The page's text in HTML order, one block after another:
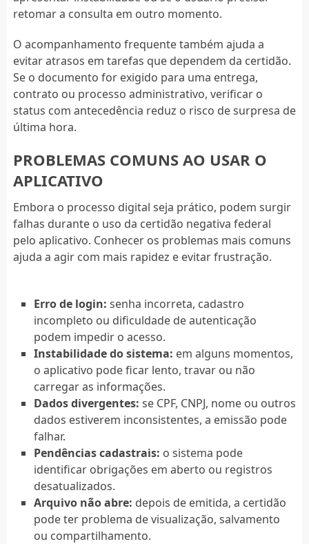
retomar a consulta em outro momento.
O acompanhamento frequente também ajuda a
evitar atrasos em tarefas que dependem da certidão.
Se o documento for exigido para uma entrega,
contrato ou processo administrativo, verificar o
status com antecedência reduz o risco de surpresa de
última hora.
PROBLEMAS COMUNS AO USAR O
APLICATIVO
Embora o processo digital seja prático, podem surgir
falhas durante o uso da certidão negativa federal
pelo aplicativo. Conhecer os problemas mais comuns
ajuda a agir com mais rapidez e evitar frustração.
Erro de login: senha incorreta, cadastro
incompleto ou dificuldade de autenticação
podem impedir o acesso.
Instabilidade do sistema: em alguns momentos,
o aplicativo pode ficar lento, travar ou não
carregar as informações.
Dados divergentes: se CPF, CNPJ, nome ou outros
dados estiverem inconsistentes, a emissão pode
falhar.
Pendências cadastrais: o sistema pode
identificar obrigações em aberto ou registros
desatualizados.
Arquivo não abre: depois de emitida, a certidão
pode ter problema de visualização, salvamento
ou compartilhamento.